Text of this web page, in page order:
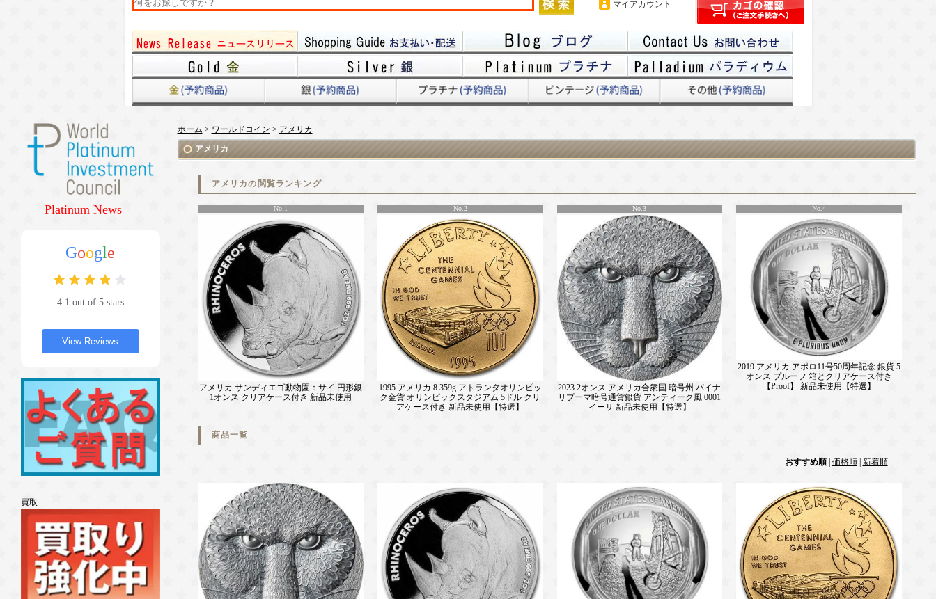
マイアカウント
Platinum News
Google
4.1 out of 5 stars
View Reviews
買取
ホーム > ワールドコイン > アメリカ
アメリカ
アメリカの閲覧ランキング
No.1
アメリカ サンディエゴ動物園：サイ 円形銀
1オンス クリアケース付き 新品未使用
No.2
1995 アメリカ 8.359g アトランタオリンピッ
ク金貨 オリンピックスタジアム 5ドル クリ
アケース付き 新品未使用【特選】
No.3
2023 2オンス アメリカ合衆国 暗号州 バイナ
リプーマ暗号通貨銀貨 アンティーク風 0001
イーサ 新品未使用【特選】
No.4
2019 アメリカ アポロ11号50周年記念 銀貨 5
オンス プルーフ 箱とクリアケース付き
【Proof】 新品未使用【特選】
商品一覧
おすすめ順| 価格順| 新着順